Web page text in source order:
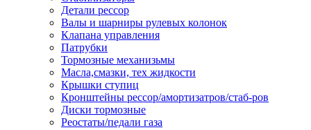
Детали рессор
Валы и шарниры рулевых колонок
Клапана управления
Патрубки
Тормозные механизьмы
Масла,смазки, тех жидкости
Крышки ступиц
Кронштейны рессор/амортизатров/стаб-ров
Диски тормозные
Реостаты/педали газа